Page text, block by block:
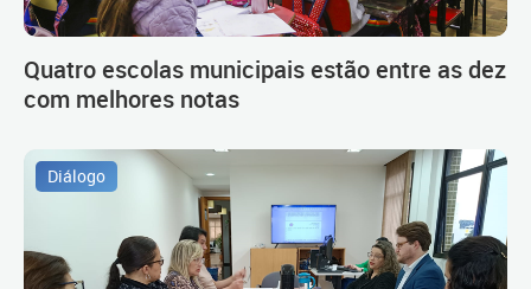
Quatro escolas municipais estão entre as dez
com melhores notas
Diálogo